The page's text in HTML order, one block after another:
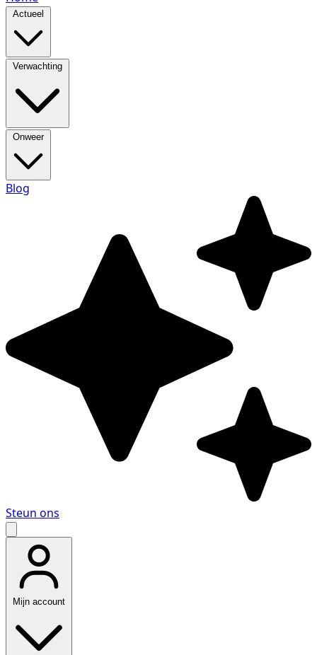
Actueel
Verwachting
Onweer
Blog
Steun ons
Mijn account